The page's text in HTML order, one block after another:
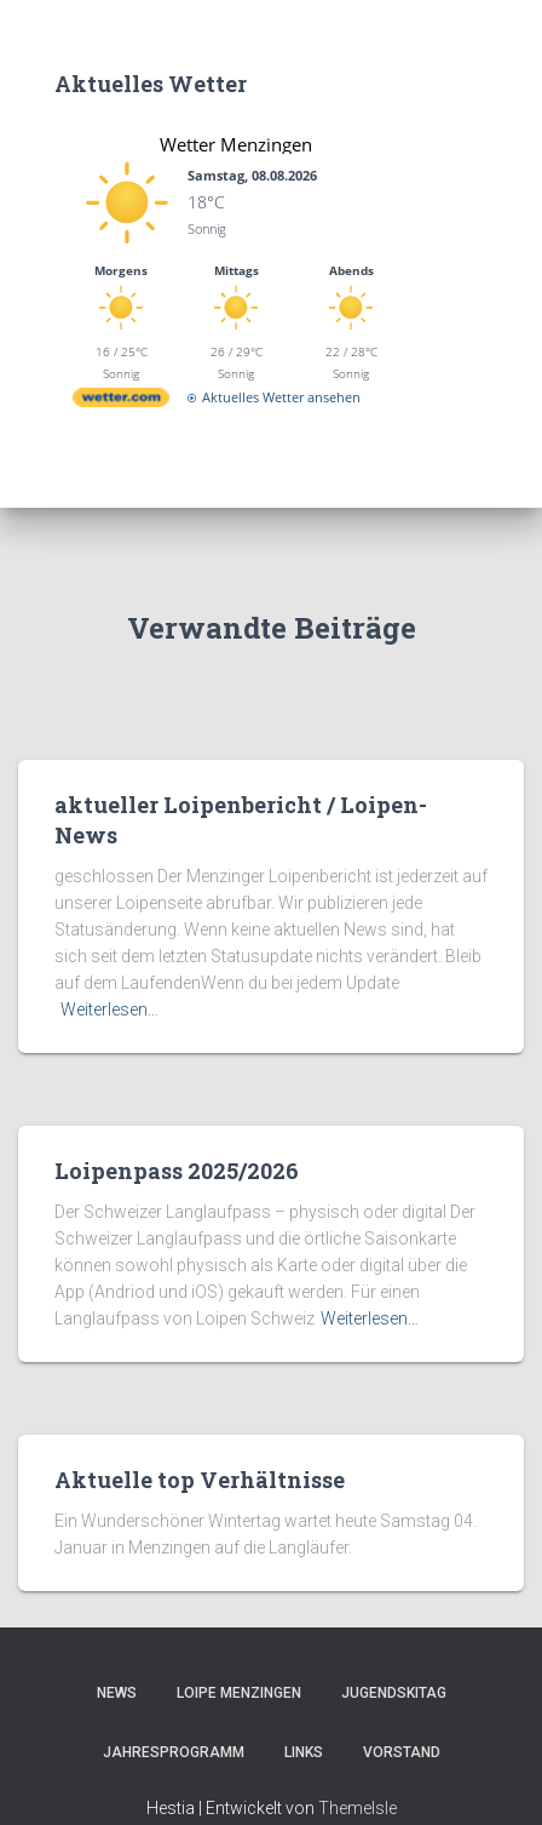
Aktuelles Wetter
Wetter Menzingen
Samstag, 08.08.2026
18°C
Sonnig
Morgens
16 / 25°C
Sonnig
Mittags
26 / 29°C
Sonnig
Abends
22 / 28°C
Sonnig
Aktuelles Wetter ansehen
Verwandte Beiträge
aktueller Loipenbericht / Loipen-
News
geschlossen Der Menzinger Loipenbericht ist jederzeit auf
unserer Loipenseite abrufbar. Wir publizieren jede
Statusänderung. Wenn keine aktuellen News sind, hat
sich seit dem letzten Statusupdate nichts verändert. Bleib
auf dem LaufendenWenn du bei jedem Update
Weiterlesen…
Loipenpass 2025/2026
Der Schweizer Langlaufpass – physisch oder digital Der
Schweizer Langlaufpass und die örtliche Saisonkarte
können sowohl physisch als Karte oder digital über die
App (Andriod und iOS) gekauft werden. Für einen
Langlaufpass von Loipen Schweiz Weiterlesen…
Aktuelle top Verhältnisse
Ein Wunderschöner Wintertag wartet heute Samstag 04.
Januar in Menzingen auf die Langläufer.
NEWS LOIPE MENZINGEN JUGENDSKITAG
JAHRESPROGRAMM LINKS VORSTAND
Hestia | Entwickelt von ThemeIsle